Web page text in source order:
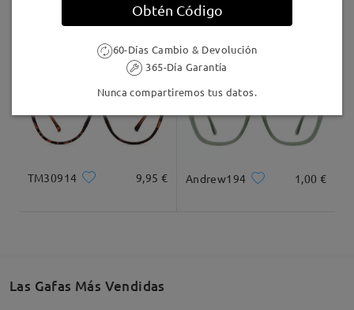
MT37644 7,00 € Jewels246 16,95 €
TM30914 9,95 € Andrew194 1,00 €
Las Gafas Más Vendidas
Obtén Código
60-Días Cambio & Devolución
365-Día Garantía
Nunca compartiremos tus datos.